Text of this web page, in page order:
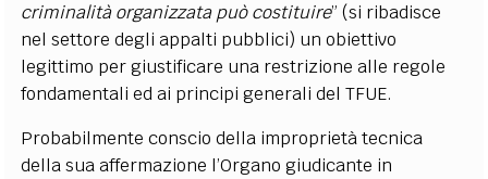
criminalità organizzata può costituire” (si ribadisce
nel settore degli appalti pubblici) un obiettivo
legittimo per giustificare una restrizione alle regole
fondamentali ed ai principi generali del TFUE.
Probabilmente conscio della improprietà tecnica
della sua affermazione l’Organo giudicante in